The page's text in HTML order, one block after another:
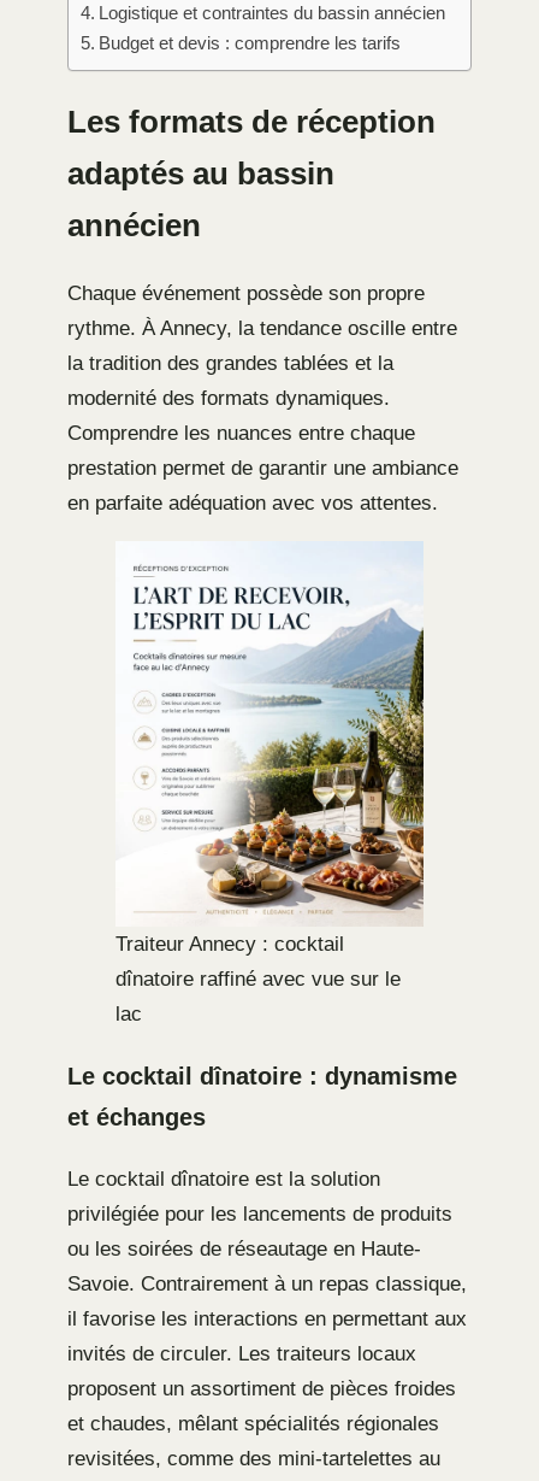
Logistique et contraintes du bassin annécien
Budget et devis : comprendre les tarifs
Les formats de réception
adaptés au bassin
annécien
Chaque événement possède son propre
rythme. À Annecy, la tendance oscille entre
la tradition des grandes tablées et la
modernité des formats dynamiques.
Comprendre les nuances entre chaque
prestation permet de garantir une ambiance
en parfaite adéquation avec vos attentes.
Traiteur Annecy : cocktail
dînatoire raffiné avec vue sur le
lac
Le cocktail dînatoire : dynamisme
et échanges
Le cocktail dînatoire est la solution
privilégiée pour les lancements de produits
ou les soirées de réseautage en Haute-
Savoie. Contrairement à un repas classique,
il favorise les interactions en permettant aux
invités de circuler. Les traiteurs locaux
proposent un assortiment de pièces froides
et chaudes, mêlant spécialités régionales
revisitées, comme des mini-tartelettes au